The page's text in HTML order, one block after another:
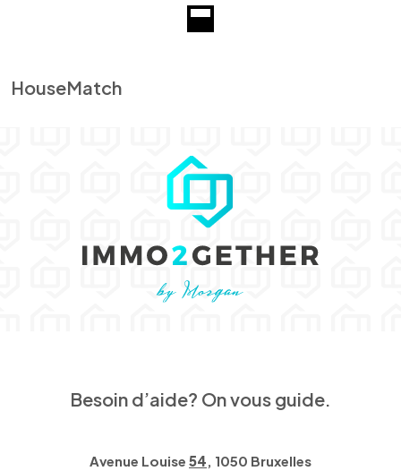
HouseMatch
Besoin d’aide? On vous guide.
Avenue Louise 54, 1050 Bruxelles